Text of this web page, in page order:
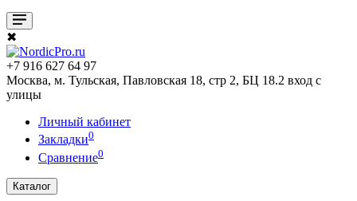
✖
+7 916 627 64 97
Москва, м. Тульская, Павловская 18, стр 2, БЦ 18.2 вход с
улицы
Личный кабинет
Закладки0
Сравнение0
Каталог